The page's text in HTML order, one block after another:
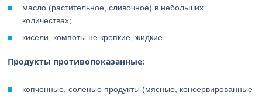
масло (растительное, сливочное) в небольших
количествах;
кисели, компоты не крепкие, жидкие.
Продукты противопоказанные:
копченные, соленые продукты (мясные, консервированные